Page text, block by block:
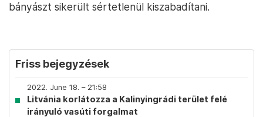
bányászt sikerült sértetlenül kiszabadítani.
Friss bejegyzések
2022. June 18. – 21:58
Litvánia korlátozza a Kalinyingrádi terület felé
irányuló vasúti forgalmat